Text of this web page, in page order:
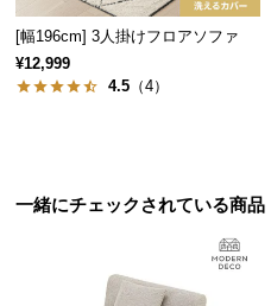
ル
に
つ
い
証
[幅196cm] 3人掛けフロアソファ
¥12,999
4.5 （4）
一緒にチェックされている商品